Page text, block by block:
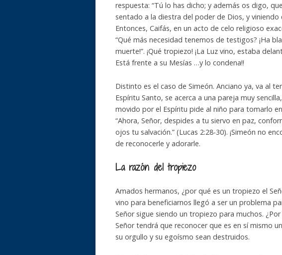
respuesta: “Tú lo has dicho; y además os digo,
sentado a la diestra del poder de Dios, y viniendo
Entonces, Caifás, en un acto de celo religioso
“Qué más necesidad tenemos de testigos? ¡Ha
muerte!”. ¡Qué tropiezo! ¡La Luz vino, estaba
Está frente a su Mesías …y lo condena!!
Distinto es el caso de Simeón. Anciano ya, va al
Espíritu Santo, se acerca a una pareja muy
movido por el Espíritu pide al niño para tomarlo
“Ahora, Señor, despides a tu siervo en paz,
ojos tu salvación.” (Lucas 2:28-30). ¡Simeón no
de reconocerle y adorarle.
La razón del tropiezo
Amados hermanos, ¿por qué es un tropiezo el
vino para beneficiarnos llegó a ser un problema
Señor sigue siendo un tropiezo para muchos.
Señor tendrá que reconocer que es en sí mismo
su orgullo y su egoísmo sean destruidos.